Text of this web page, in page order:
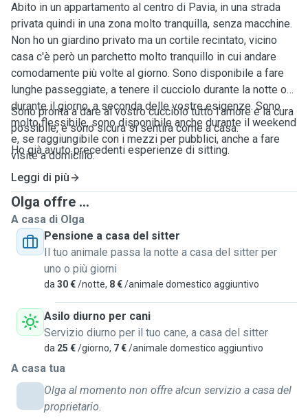
Abito in un appartamento al centro di Pavia, in una strada
privata quindi in una zona molto tranquilla, senza macchine.
Non ho un giardino privato ma un cortile recintato, vicino
casa c'è però un parchetto molto tranquillo in cui andare
comodamente più volte al giorno. Sono disponibile a fare
lunghe passeggiate, a tenere il cucciolo durante la notte o
durante il giorno, a seconda delle vostre esigenze. Sono
molto flessibile, sono disponibile anche durante il weekend
e, se raggiungibile con i mezzi per pubblici, anche a fare
visite a domicilio.
Sono pronta a dare al vostro cucciolo tutto l'amore e la cura
possibile, e sono sicura si sentirà come a casa.
Ho già avuto precedenti esperienze di sitting.
Leggi di più
Olga offre ...
A casa di Olga
Pensione a casa del sitter
Il tuo animale passa la notte a casa del sitter per
uno o più giorni
da 30 €/notte, 8 €/animale domestico aggiuntivo
Asilo diurno per cani
Servizio diurno per il tuo cane, a casa del sitter
da 25 €/giorno, 7 €/animale domestico aggiuntivo
A casa tua
Olga al momento non offre alcun servizio a casa del
proprietario.